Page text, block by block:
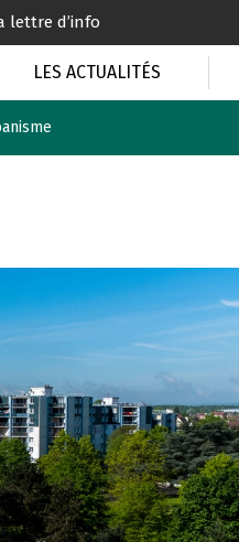
lettre d’info
LES ACTUALITÉS